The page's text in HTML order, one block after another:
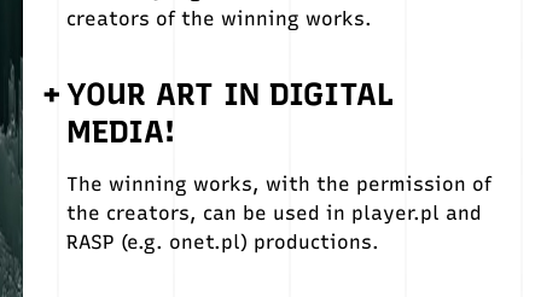
creators of the winning works.
+YOUR ART IN DIGITAL
MEDIA!
The winning works, with the permission of
the creators, can be used in player.pl and
RASP (e.g. onet.pl) productions.